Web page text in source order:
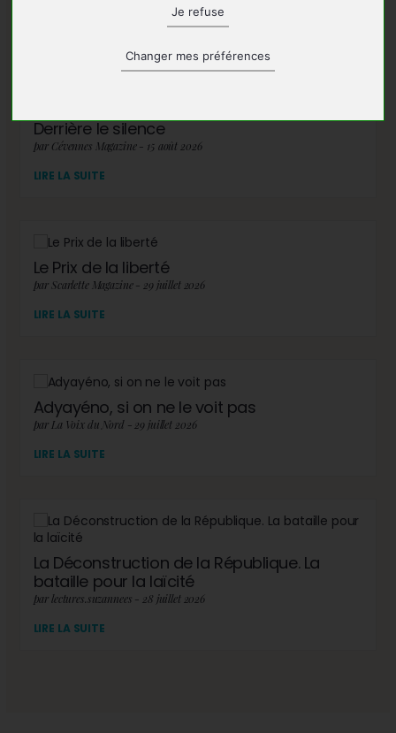
Je refuse
Changer mes préférences
A lire également
Derrière le silence
par Cévennes Magazine - 15 août 2026
LIRE LA SUITE
Le Prix de la liberté
par Scarlette Magazine - 29 juillet 2026
LIRE LA SUITE
Adyayéno, si on ne le voit pas
par La Voix du Nord - 29 juillet 2026
LIRE LA SUITE
La Déconstruction de la République. La
bataille pour la laïcité
par lectures.suzannees - 28 juillet 2026
LIRE LA SUITE